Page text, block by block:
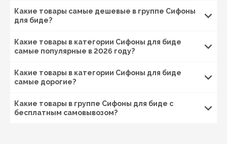
расположена нестандартно. Если важны надежность
и долговечность, лучше выбрать жесткий бутылочный
биде обычно включает корпус, выпуск, прокладки и
декоративную чашку. Такой вариант удобнее, чем
между собой.
учесть?
Какие товары самые дешевые в группе Сифоны
для биде?
Какие товары в категории Сифоны для биде
самые популярные в 2026 году?
Какие товары в категории Сифоны для биде
самые дорогие?
Какие товары в группе Сифоны для биде с
бесплатным самовывозом?